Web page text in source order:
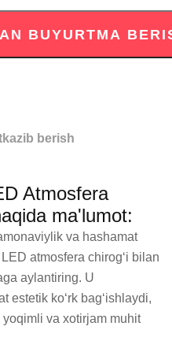
berish
Atmosfera
ma'lumot:
va hashamat
atmosfera chirog‘i bilan
aylantiring. U
estetik ko‘rk bag‘ishlaydi,
va xotirjam muhit